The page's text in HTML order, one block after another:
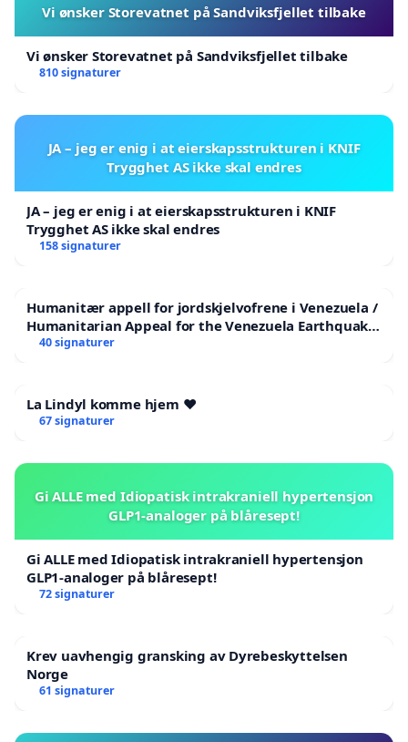
Vi ønsker Storevatnet på Sandviksfjellet tilbake
Vi ønsker Storevatnet på Sandviksfjellet tilbake
810 signaturer
JA – jeg er enig i at eierskapsstrukturen i KNIF
Trygghet AS ikke skal endres
JA – jeg er enig i at eierskapsstrukturen i KNIF
Trygghet AS ikke skal endres
158 signaturer
Humanitær appell for jordskjelvofrene i Venezuela /
Humanitarian Appeal for the Venezuela Earthquake
Victims
40 signaturer
La Lindyl komme hjem ❤️
67 signaturer
Gi ALLE med Idiopatisk intrakraniell hypertensjon
GLP1-analoger på blåresept!
Gi ALLE med Idiopatisk intrakraniell hypertensjon
GLP1-analoger på blåresept!
72 signaturer
Krev uavhengig gransking av Dyrebeskyttelsen
Norge
61 signaturer